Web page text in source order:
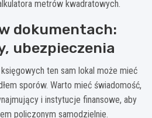
metrów kwadratowych.
dokumentach:
ubezpieczenia
ten sam lokal może mieć
sporów. Warto mieć świadomość,
i instytucje finansowe, aby
policzonym samodzielnie.